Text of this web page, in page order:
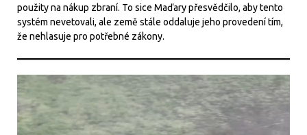
použity na nákup zbraní. To sice Maďary přesvědčilo, aby tento
systém nevetovali, ale země stále oddaluje jeho provedení tím,
že nehlasuje pro potřebné zákony.